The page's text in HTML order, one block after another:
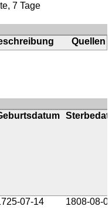
7 Tage
Quellen
07-14 1808-08-